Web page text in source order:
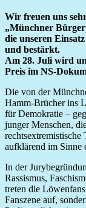
Wir freuen uns
„Münchner
die unseren
und bestärkt.
Am 28. Juli wird
Preis im NS-
Die von der
Hamm-Brücher ins
für Demokratie –
junger Menschen,
rechtsextremistische
aufklärend im Sinne
In der
Rassismus,
treten die
Fanszene auf,